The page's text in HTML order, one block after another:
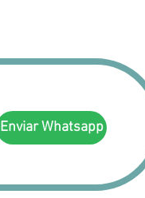
Enviar Whatsapp